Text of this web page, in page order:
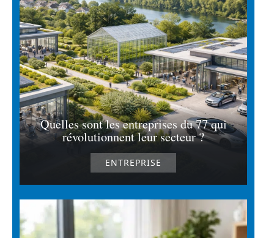
Quelles sont les entreprises du 77 qui
révolutionnent leur secteur ?
ENTREPRISE